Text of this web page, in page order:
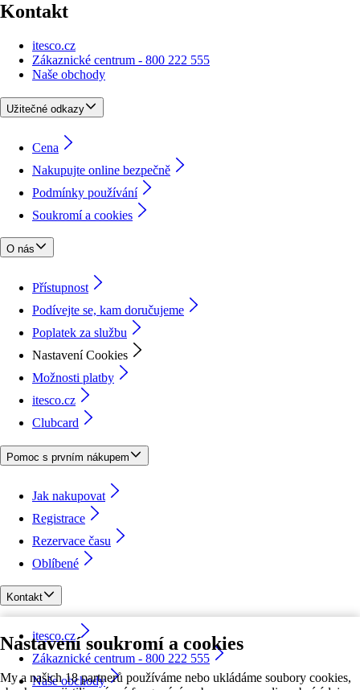
Nastavení soukromí a cookies
My a našich 18 partnerů používáme nebo ukládáme soubory cookies,
Kontakt
itesco.cz
Zákaznické centrum - 800 222 555
Naše obchody
Užitečné odkazy
Cena
Nakupujte online bezpečně
Podmínky používání
Soukromí a cookies
O nás
Přístupnost
Podívejte se, kam doručujeme
Poplatek za službu
Nastavení Cookies
Možnosti platby
itesco.cz
Clubcard
Pomoc s prvním nákupem
Jak nakupovat
Registrace
Rezervace času
Oblíbené
Kontakt
itesco.cz
Zákaznické centrum - 800 222 555
Naše obchody